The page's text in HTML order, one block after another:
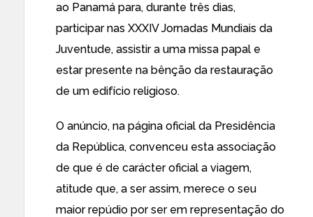
ao Panamá para, durante três dias,
participar nas XXXIV Jornadas Mundiais da
Juventude, assistir a uma missa papal e
estar presente na bênção da restauração
de um edifício religioso.
O anúncio, na página oficial da Presidência
da República, convenceu esta associação
de que é de carácter oficial a viagem,
atitude que, a ser assim, merece o seu
maior repúdio por ser em representação do